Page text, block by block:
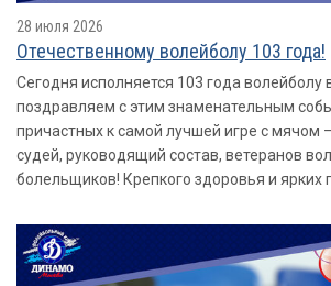
28 июля 2026
Отечественному волейболу 103 года!
Сегодня исполняется 103 года волейболу
поздравляем с этим знаменательным
причастных к самой лучшей игре с мячом
судей, руководящий состав, ветеранов
болельщиков! Крепкого здоровья и ярких